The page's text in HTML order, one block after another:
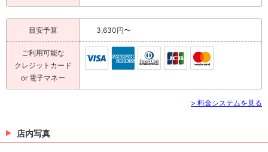
目安予算 3,630円〜
ご利用可能な
クレジットカード
or 電子マネー
> 料金システムを見る
店内写真